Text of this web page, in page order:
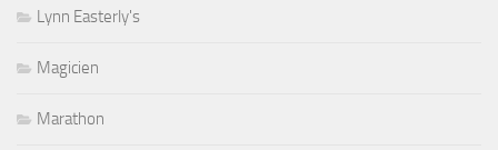
Lynn Easterly's
Magicien
Marathon